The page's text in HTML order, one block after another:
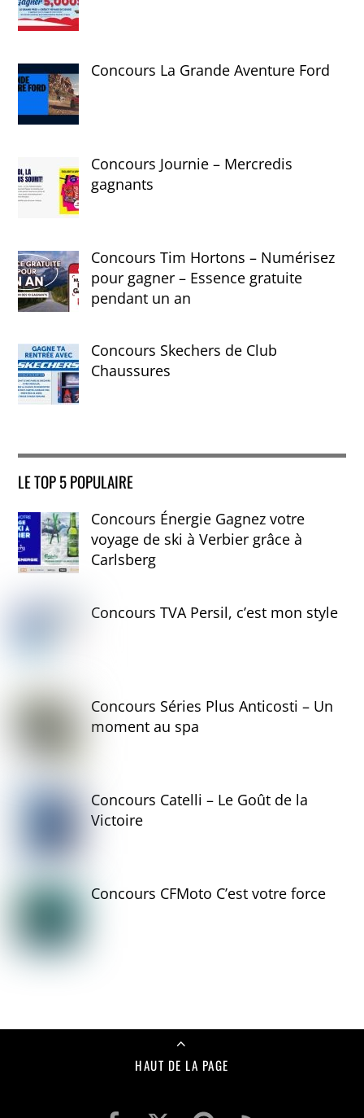
Concours La Grande Aventure Ford
Concours Journie – Mercredis
gagnants
Concours Tim Hortons – Numérisez
pour gagner – Essence gratuite
pendant un an
Concours Skechers de Club
Chaussures
LE TOP 5 POPULAIRE
Concours Énergie Gagnez votre
voyage de ski à Verbier grâce à
Carlsberg
Concours TVA Persil, c’est mon style
Concours Séries Plus Anticosti – Un
moment au spa
Concours Catelli – Le Goût de la
Victoire
Concours CFMoto C’est votre force
HAUT DE LA PAGE